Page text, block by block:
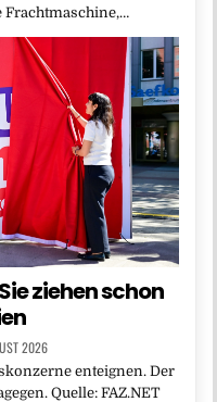
Frachtmaschine,…
ziehen schon
2026
enteignen. Der
Quelle: FAZ.NET